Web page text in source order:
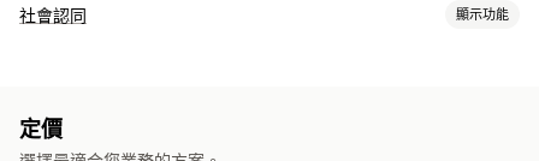
轉介管理
建立頁面
自訂品牌行銷
社會認同 顯示功能
定價